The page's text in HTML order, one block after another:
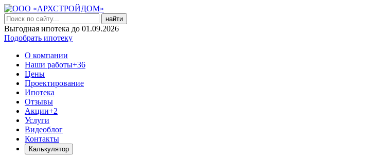
найти
Выгодная ипотека до 01.09.2026
Подобрать ипотеку
О компании
Наши работы+36
Цены
Проектирование
Ипотека
Отзывы
Акции+2
Услуги
Видеоблог
Контакты
Калькулятор